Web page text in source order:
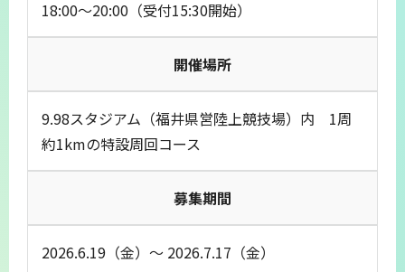
18:00～20:00（受付15:30開始）
開催場所
9.98スタジアム（福井県営陸上競技場）内 1周
約1kmの特設周回コース
募集期間
2026.6.19（金）～ 2026.7.17（金）